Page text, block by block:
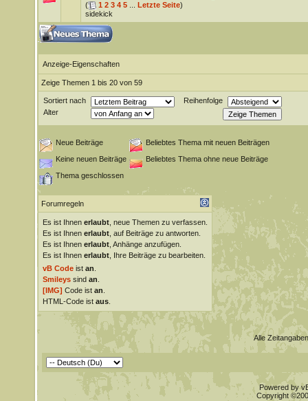
(
1 2 3 4 5... Letzte Seite)
sidekick
Anzeige-Eigenschaften
Zeige Themen 1 bis 20 von 59
Sortiert nach
Reihenfolge
Alter
Neue Beiträge
Beliebtes Thema mit neuen Beiträgen
Keine neuen Beiträge
Beliebtes Thema ohne neue Beiträge
Thema geschlossen
Forumregeln
Es ist Ihnen erlaubt, neue Themen zu verfassen.
Es ist Ihnen erlaubt, auf Beiträge zu antworten.
Es ist Ihnen erlaubt, Anhänge anzufügen.
Es ist Ihnen erlaubt, Ihre Beiträge zu bearbeiten.
vB Codeist an
Smileyssind an
[IMG] Code ist an
HTML-Code ist aus.
Alle
Powered by
Copyright